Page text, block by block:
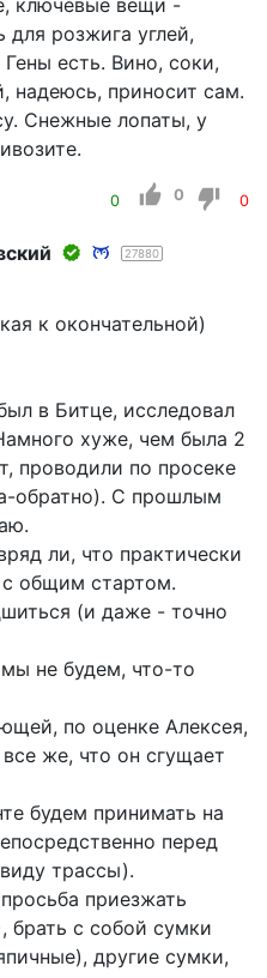
розжига углей,
есть. Вино, соки,
надеюсь, приносит сам.
Снежные лопаты, у
0 0 0
27880
к окончательной)
в Битце, исследовал
хуже, чем была 2
проводили по просеке
обратно). С прошлым
ли, что практически
общим стартом.
(и даже - точно
не будем, что-то
по оценке Алексея,
же, что он сгущает
будем принимать на
перед
трассы).
приезжать
брать с собой сумки
другие сумки,